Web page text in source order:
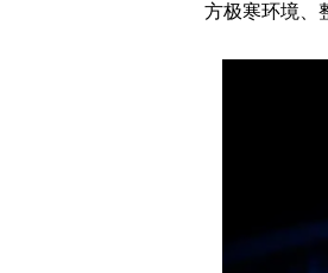
方极寒环境、